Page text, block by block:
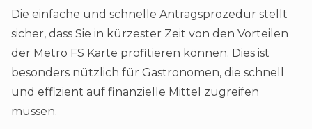
Die einfache und schnelle Antragsprozedur stellt
sicher, dass Sie in kürzester Zeit von den Vorteilen
der Metro FS Karte profitieren können. Dies ist
besonders nützlich für Gastronomen, die schnell
und effizient auf finanzielle Mittel zugreifen
müssen​​.